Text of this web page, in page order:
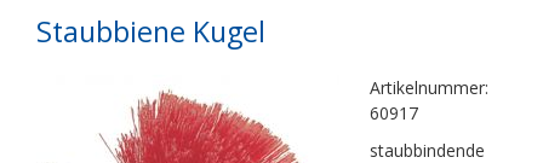
Staubbiene Kugel
Artikelnummer:
60917
staubbindende